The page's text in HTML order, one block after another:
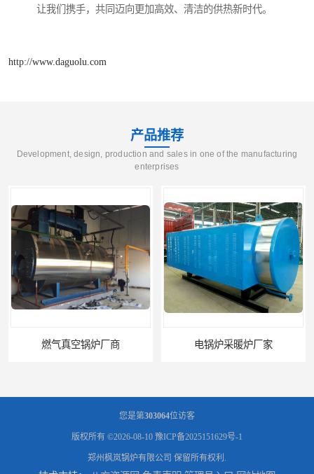
让我们携手，共同迈向更加高效、清洁的供热新时代。
http://www.daguolu.com
产品推荐
Development, design, production and sales in one of the manufacturing
enterprises
电锅炉采暖炉厂家
您是第303064位访客
版权所有 ©2026-08-10 豫ICP备2025151629号-1
郑州枫岚锅炉有限公司 保留所有权利.